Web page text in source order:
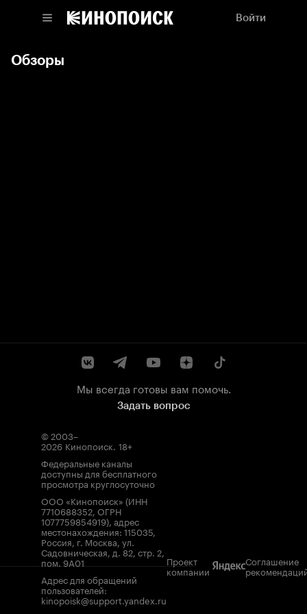
Войти
Обзоры
Мы всегда готовы вам помочь.
Задать вопрос
© 2003–
2026 Кинопоиск. 18+
Федеральные каналы
доступны для бесплатного
просмотра круглосуточно
ООО «Кинопоиск» (ИНН
7710688352, ОГРН
1077759854919), адрес
местонахождения: 115035,
Россия, г. Москва, ул.
Садовническая, д. 82, стр. 2,
пом. 9А01
Адрес для обращений
пользователей:
kinopoisk@support.yandex.ru
Проект
компании
Соглашение